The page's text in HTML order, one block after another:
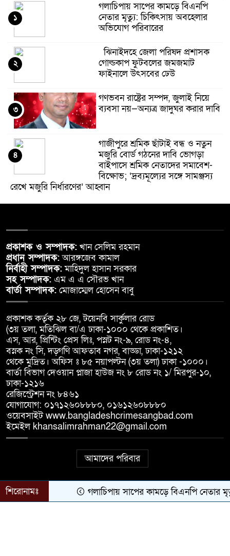
গলাচিপায় সাপের কামড়ে বিএনপি
নেতার মৃত্যু: চিকিৎসায় অবহেলার
অভিযোগ পরিবারের
১
ঝিনাইদহে জেলা পরিষদ প্রশাসক
গোল্ডকাপ ফুটবলের জমজমাট
ফাইনালে উৎসবের ঢেউ
২
গণভবন রাষ্ট্রের সম্পদ, জুলাই নিয়ে
ব্যবসা নয়—অন্যত্র জাদুঘর করার দাবি
৩
গাজীপুরে শ্রমিক ছাঁটাই বন্ধ ও নতুন
মজুরি বোর্ড গঠনের দাবি ভোগড়া
বাইপাসে শ্রমিক নেতাদের সমাবেশ-
বিক্ষোভ; ‘দ্রব্যমূল্যের সঙ্গে সামঞ্জস্য
রেখে মজুরি নির্ধারণের’ আহ্বান
৪
লালমোহন উপজেলা মডেল মসজিদের
সাবেক খাদেম সুমনের স্ত্রীর ইন্তেকাল।
৬
তুহিন হত্যার প্রথম বার্ষিকীতে
গাজীপুরে মানববন্ধন: দ্রুত বিচার ও
সাংবাদিকদের নিরাপত্তা নিশ্চিতের দাবি
অপহরণ ও প্রতারণার ৭ মামলার
ওয়ারেন্টভুক্ত আসামি ঝিনাইদহে
গ্রেপ্তার,
৮
চুরির অভিযোগে ৩ নারী আটক
৯
দখলদারিত্ব ও মিথ্যা মামলার
অভিযোগে মিরপুরে মানববন্ধন, সুষ্ঠু
তদন্তের দাবি
প্রকাশক ও সম্পাদক: খান সেলিম রহমান
প্রধান সম্পাদক:আরঙ্গজেব কামাল
নির্বাহী সম্পাদক:মাহিদুল হাসান সরকার
সহ সম্পাদক: এম এ এ সৌরভ খান
বার্তা সম্পাদক: মোজাম্মেল হোসেন বাবু
প্রকাশক কর্তৃক ২৮ জে, টয়েনবি সার্কুলার রোড
(৩য় তলা, মতিঝিল বা/এ ঢাকা-১০০০ থেকে প্রকাশিত।
এস, আর, প্রিন্টিং প্রেস লিঃ, পস্নট নং-৯, রোড নং-৪,
বস্নক নং সি, দড়্গণি আফতাব নগর, বাড্ডা, ঢাকা-১২১২
থেকে মুদ্রিত। অফিস ঃ ৮৫ নয়াপল্টন (৩য় তলা) ঢাকা -১০০০।
বার্তা বিভাগ দেওয়ান প্লাজা হাউজ নং ৮ রোড নং ১/ মিরপুর-১০,
ঢাকা-১২১৬
রেজিস্ট্রেশন নং ৮৪৬১
যোগাযোগ: ০১৭১২৬০৮৮৮০, ০১৬১২৬০৮৮৮০
ওয়েবসাইট www.bangladeshcrimesangbad.com
ইমেইল khansalimrahman22@gmail.com
আমাদের পরিবার
শিরোনামঃ গলাচিপায় সাপের কামড়ে বিএনপি নেতার